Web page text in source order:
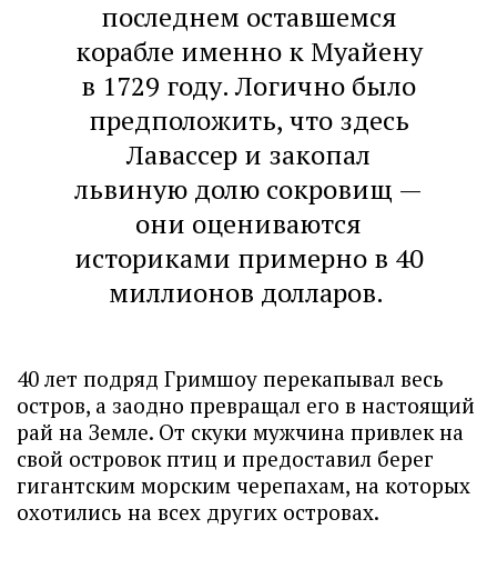
последнем оставшемся
корабле именно к Муайену
в 1729 году. Логично было
предположить, что здесь
Лавассер и закопал
львиную долю сокровищ —
они оцениваются
историками примерно в 40
миллионов долларов.
40 лет подряд Гримшоу перекапывал весь
остров, а заодно превращал его в настоящий
рай на Земле. От скуки мужчина привлек на
свой островок птиц и предоставил берег
гигантским морским черепахам, на которых
охотились на всех других островах.